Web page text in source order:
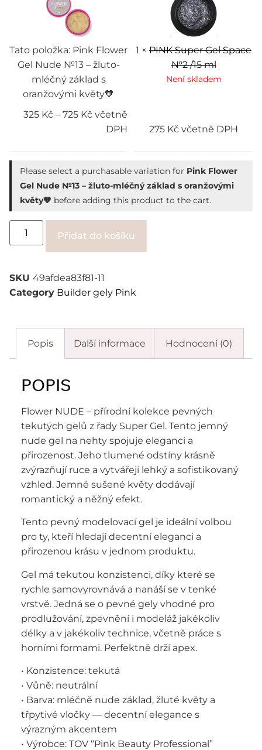
№13
–
žluto-
mléčný
základ
s
oranžovými
květy
Tato položka: Pink Flower
Gel Nude №13 – žluto-
mléčný základ s
oranžovými květy🧡
325 Kč – 725 Kč včetně
DPH
№2
/15
ml
1 × PINK Super Gel Space
№2 /15 ml
Není skladem
275 Kč včetně DPH
Please select a purchasable variation for Pink Flower
Gel Nude №13 – žluto-mléčný základ s oranžovými
květy🧡 before adding this product to the cart.
Přidat do košíku
SKU 49afdea83f81-11
Category Builder gely Pink
Popis Další informace Hodnocení (0)
POPIS
Flower NUDE – přírodní kolekce pevných
tekutých gelů z řady Super Gel. Tento jemný
nude gel na nehty spojuje eleganci a
přirozenost. Jeho tlumené odstíny krásně
zvýrazňují ruce a vytvářejí lehký a sofistikovaný
vzhled. Jemné sušené květy dodávají
romantický a něžný efekt.
Tento pevný modelovací gel je ideální volbou
pro ty, kteří hledají decentní eleganci a
přirozenou krásu v jednom produktu.
Gel má tekutou konzistenci, díky které se
rychle samovyrovnává a nanáší se v tenké
vrstvě. Jedná se o pevné gely vhodné pro
prodlužování, zpevnění i modeláž jakékoliv
délky a v jakékoliv technice, včetně práce s
horními formami. Perfektně drží apex.
• Konzistence: tekutá
• Vůně: neutrální
• Barva: mléčně nude základ, žluté květy a
třpytivé vločky — decentní elegance s
výrazným akcentem
• Výrobce: TOV “Pink Beauty Professional”